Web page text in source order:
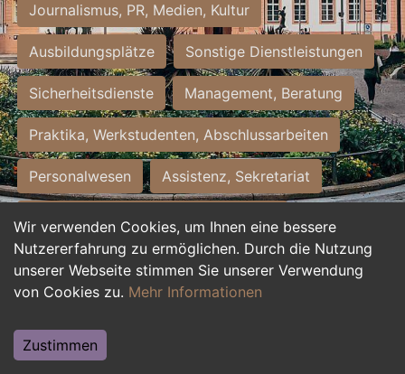
Wir verwenden Cookies, um Ihnen eine bessere
Nutzererfahrung zu ermöglichen. Durch die Nutzung
unserer Webseite stimmen Sie unserer Verwendung
von Cookies zu. Mehr Informationen
Zustimmen
Journalismus, PR, Medien, Kultur
Ausbildungsplätze Sonstige Dienstleistungen
Sicherheitsdienste Management, Beratung
Praktika, Werkstudenten, Abschlussarbeiten
Personalwesen Assistenz, Sekretariat
Hilfskräfte, Aushilfs- und Nebenjobs
Einkauf, Logistik, Materialwirtschaft
Weiterbildung, Studium, duale Ausbildung
Tourismus